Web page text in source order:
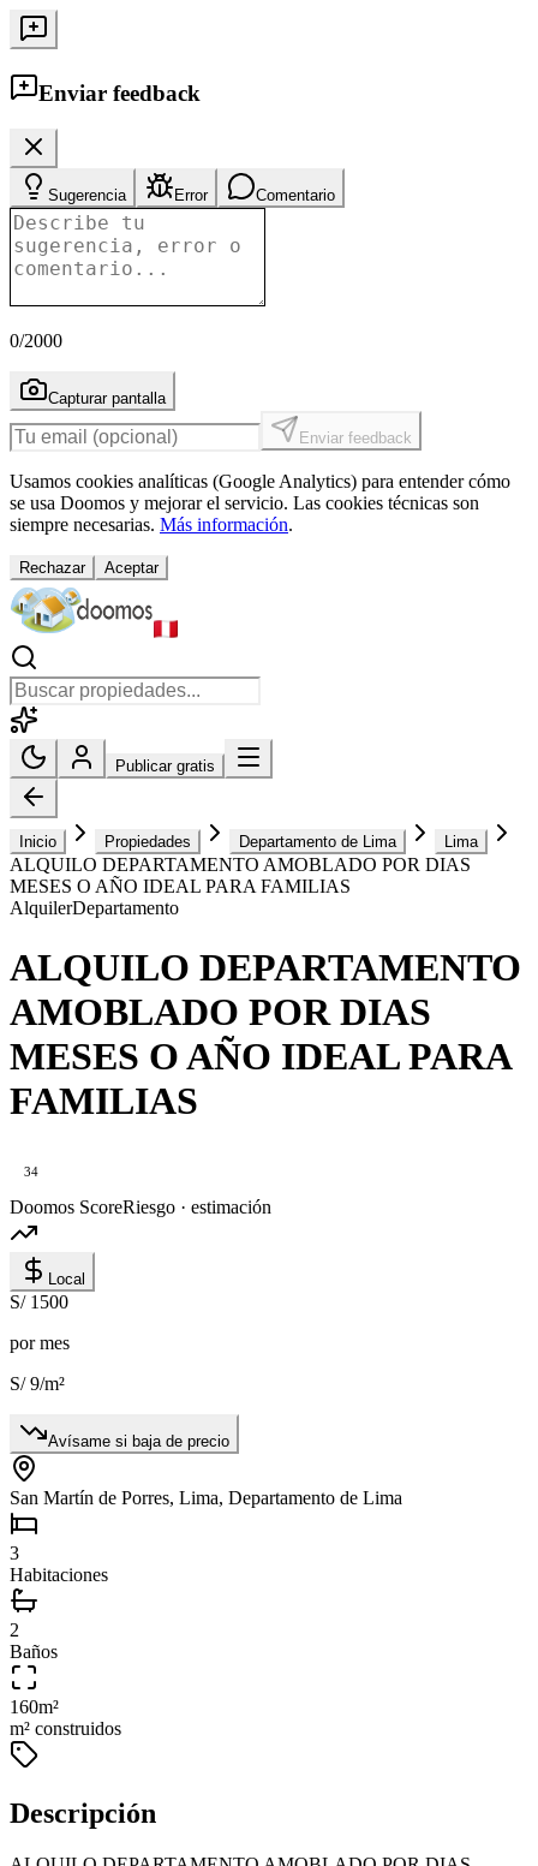
Enviar feedback
Sugerencia Error Comentario
0/2000
Capturar pantalla
Enviar feedback
Usamos cookies analíticas (Google Analytics) para entender cómo
se usa Doomos y mejorar el servicio. Las cookies técnicas son
siempre necesarias. Más información.
Rechazar Aceptar
Publicar gratis
Inicio Propiedades Departamento de Lima Lima
ALQUILO DEPARTAMENTO AMOBLADO POR DIAS
MESES O AÑO IDEAL PARA FAMILIAS
AlquilerDepartamento
ALQUILO DEPARTAMENTO
AMOBLADO POR DIAS
MESES O AÑO IDEAL PARA
FAMILIAS
34
Doomos ScoreRiesgo · estimación
Local
S/ 1500
por mes
S/ 9/m²
Avísame si baja de precio
San Martín de Porres, Lima, Departamento de Lima
3
Habitaciones
2
Baños
160m²
m² construidos
Descripción